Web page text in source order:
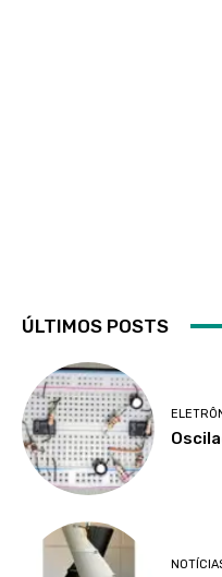
ÚLTIMOS POSTS